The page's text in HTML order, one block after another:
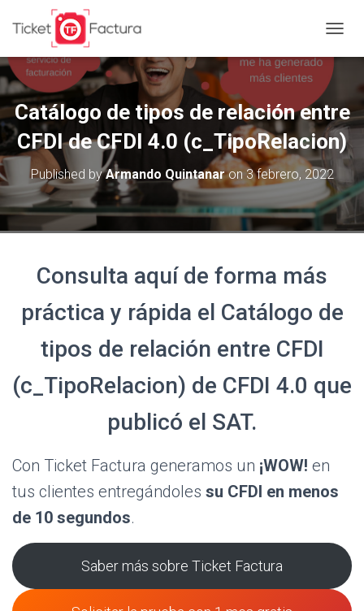
O
E
N
A
I
G
A
T
Catálogo de tipos de relación entre
CFDI de CFDI 4.0 (c_TipoRelacion)
Published byArmando Quintanaron 3 febrero, 2022
Consulta aquí de forma más
práctica y rápida el Catálogo de
tipos de relación entre CFDI
(c_TipoRelacion) de CFDI 4.0 que
publicó el SAT.
Con Ticket Factura generamos un ¡WOW! en
tus clientes entregándoles su CFDI en menos
de 10 segundos.
Saber más sobre Ticket Factura